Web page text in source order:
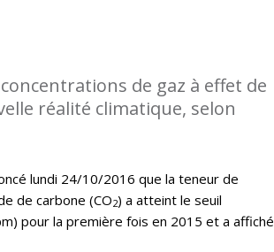
de gaz à effet de
réalité climatique, selon
lundi 24/10/2016 que la teneur de
de carbone (CO2) a atteint le seuil
pour la première fois en 2015 et a affiché